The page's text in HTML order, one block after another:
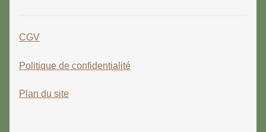
CGV
Politique de confidentialité
Plan du site